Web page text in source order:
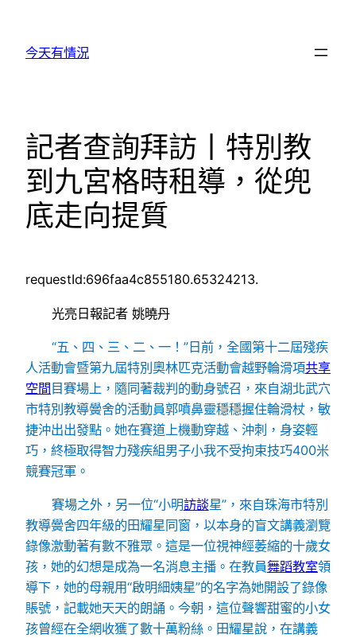
今天有情況
記者查詢拜訪丨特別教
到九宮格時租導，從兜
底走向提質
requestId:696faa4c855180.65324213.
光亮日報記者 姚曉丹
“五、四、三、二、一！”日前，全國第十二屆殘疾
人活動會暨第九屆特別奧林匹克活動會越野輪滑項共享
空間目賽場上，隨同著裁判的動身號召，來自湖北武穴
市特別教導黌舍的活動員郭噴鼻靈穩穩握住輪滑杖，敏
捷沖出出發點。她在賽道上機動穿越、沖刺，身姿輕
巧，終極取得智力殘疾組男子小我不受拘束技巧400米
競賽冠軍。
賽場之外，另一位“小明訪談星”，來自珠海市特別
教導黌舍四年級的田耀星同窗，以本身的盲文講義瀏覽
錄像激動著有數不雅眾。這是一位視神經萎縮的十歲女
孩，她的幻想是成為一名消息主播。在教員舞蹈教室領
導下，她的母親用“啟明細姨星”的名字為她開設了錄像
賬號，記載她天天的朗誦。今朝，這位聲響甜蜜的小女
孩曾經在全網收獲了數十萬粉絲。田耀星說，在講義